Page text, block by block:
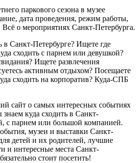
паркового сезона в музее
дата проведения, режим работы,
о мероприятиях Санкт-Петербурга.
в Санкт-Петербурге? Ищете где
сходить с парнем или девушкой?
Ищете развлечения
активным отдыхом? Посещаете
сходить на корпоратив? Куда-СПБ
сайт о самых интересных событиях
куда сходить в Санкт-
с парнем или большой компанией.
музеи и выставки Санкт-
детей и их родителей, лучшие
и интересные места Санкт-
стоит посетить!